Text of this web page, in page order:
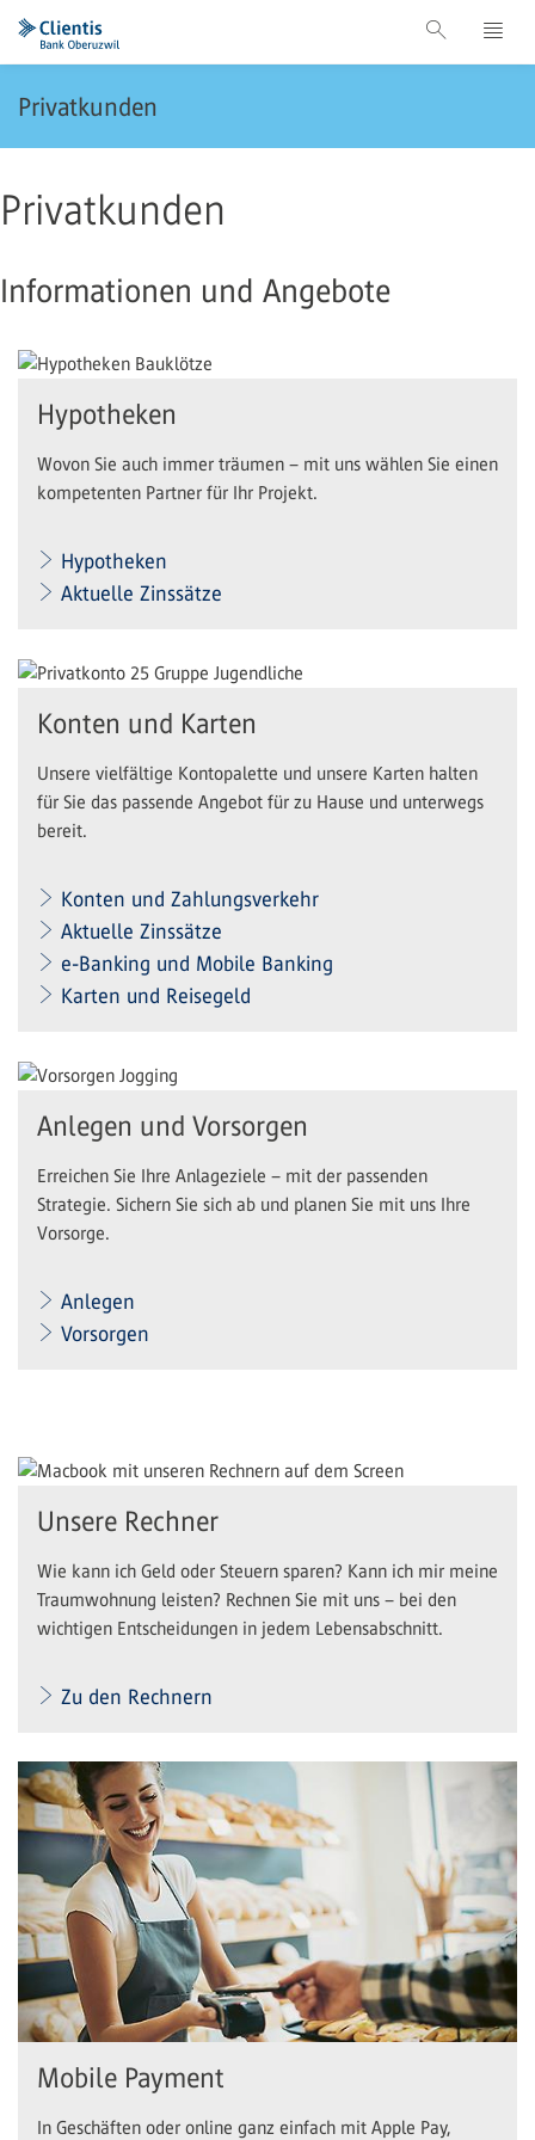
Privatkunden
Privatkunden
Informationen und Angebote
Hypotheken
Wovon Sie auch immer träumen – mit uns wählen Sie einen
kompetenten Partner für Ihr Projekt.
Hypotheken
Aktuelle Zinssätze
Konten und Karten
Unsere vielfältige Kontopalette und unsere Karten halten
für Sie das passende Angebot für zu Hause und unterwegs
bereit.
Konten und Zahlungsverkehr
Aktuelle Zinssätze
e-Banking und Mobile Banking
Karten und Reisegeld
Anlegen und Vorsorgen
Erreichen Sie Ihre Anlageziele – mit der passenden
Strategie. Sichern Sie sich ab und planen Sie mit uns Ihre
Vorsorge.
Anlegen
Vorsorgen
Unsere Rechner
Wie kann ich Geld oder Steuern sparen? Kann ich mir meine
Traumwohnung leisten? Rechnen Sie mit uns – bei den
wichtigen Entscheidungen in jedem Lebensabschnitt.
Zu den Rechnern
Mobile Payment
In Geschäften oder online ganz einfach mit Apple Pay,